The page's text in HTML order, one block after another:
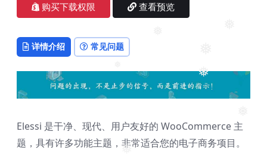
❅
❅
❅
购买下载权限 查看预览
详情介绍 常见问题
Elessi 是干净、现代、用户友好的 WooCommerce 主
题，具有许多功能主题，非常适合您的电子商务项目。